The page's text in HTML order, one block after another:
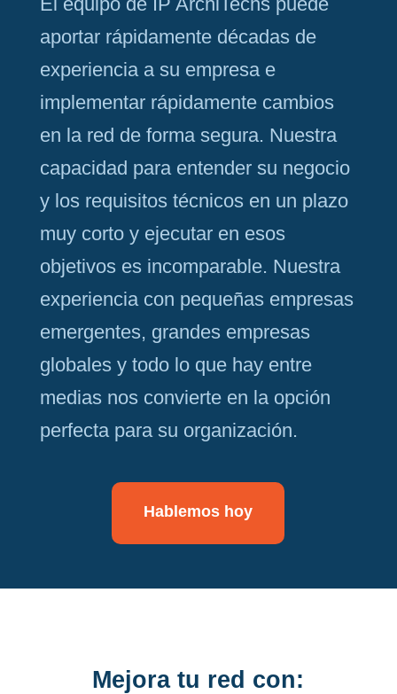
aportar rápidamente décadas de
experiencia a su empresa e
implementar rápidamente cambios
en la red de forma segura. Nuestra
capacidad para entender su negocio
y los requisitos técnicos en un plazo
muy corto y ejecutar en esos
objetivos es incomparable. Nuestra
experiencia con pequeñas empresas
emergentes, grandes empresas
globales y todo lo que hay entre
medias nos convierte en la opción
perfecta para su organización.
Hablemos hoy
Mejora tu red con: